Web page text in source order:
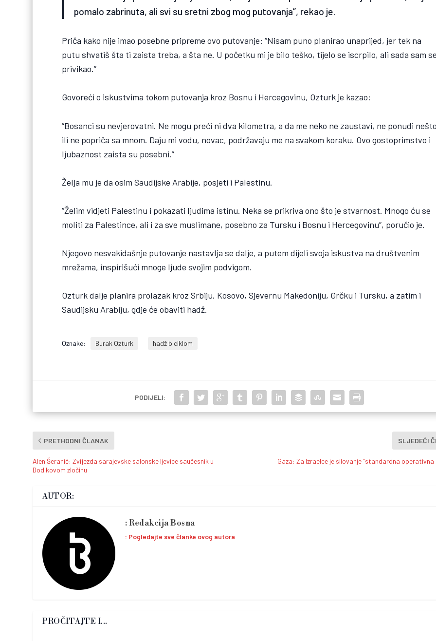
pomalo zabrinuta, ali svi su sretni zbog mog putovanja”, rekao je.
Priča kako nije imao posebne pripreme ovo putovanje: “Nisam puno planirao unaprijed, jer tek na
putu shvatiš šta ti zaista treba, a šta ne. U početku mi je bilo teško, tijelo se iscrpilo, ali sada sam
privikao.”
Govoreći o iskustvima tokom putovanja kroz Bosnu i Hercegovinu, Ozturk je kazao:
“Bosanci su nevjerovatni. Ne mogu preći ni dva kilometra, a da me neko ne zaustavi, ne ponudi
ili ne popriča sa mnom. Daju mi vodu, novac, podržavaju me na svakom koraku. Ovo gostoprimstvo i
ljubaznost zaista su posebni.”
Želja mu je da osim Saudijske Arabije, posjeti i Palestinu.
“Želim vidjeti Palestinu i pokazati ljudima istinu. Neka se prikriva ono što je stvarnost. Mnogo ću se
moliti za Palestince, ali i za sve muslimane, posebno za Tursku i Bosnu i Hercegovinu”, poručio je.
Njegovo nesvakidašnje putovanje nastavlja se dalje, a putem dijeli svoja iskustva na društvenim
mrežama, inspirišući mnoge ljude svojim podvigom.
Ozturk dalje planira prolazak kroz Srbiju, Kosovo, Sjevernu Makedoniju, Grčku i Tursku, a zatim i
Saudijsku Arabiju, gdje će obaviti hadž.
Oznake: Burak Ozturk hadž biciklom
PODIJELI:
PRETHODNI ČLANAK
Alen Šeranić: Zvijezda sarajevske salonske ljevice saučesnik u
Dodikovom zločinu
SLJEDEĆI
Gaza: Za Izraelce je silovanje “standardna operativna
AUTOR:
Redakcija Bosna
Pogledajte sve članke ovog autora
PROČITAJTE I...